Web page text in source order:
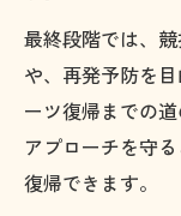
最終段階では、
や、再発予防を
ーツ復帰までの
アプローチを守
復帰できます。